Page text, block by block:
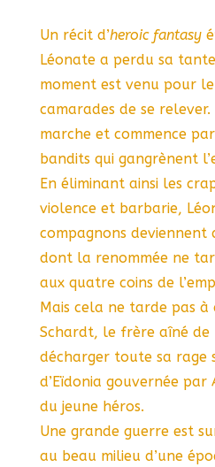
Un récit d’heroic fantasy
Léonate a perdu sa
moment est venu pour
camarades de se
marche et commence
bandits qui gangrènent
En éliminant ainsi les
violence et barbarie,
compagnons deviennent
dont la renommée ne
aux quatre coins de
Mais cela ne tarde pas
Schardt, le frère aîné de
décharger toute sa rage
d’Eïdonia gouvernée
du jeune héros.
Une grande guerre est
au beau milieu d’une